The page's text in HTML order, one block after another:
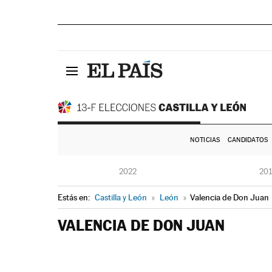
NOTICIAS CANDIDATOS
2022
Estás en: Castilla y León » León » Valencia de Don Juan
VALENCIA DE DON JUAN